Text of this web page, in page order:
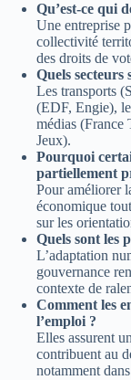
Qu’est-ce qui
Une entreprise
collectivité
des droits de
Quels secteurs
Les transports
(EDF, Engie),
médias (France
Jeux).
Pourquoi
partiellement
Pour améliorer
économique
sur les
Quels sont les
L’adaptation
gouvernance
contexte de
Comment les
l’emploi ?
Elles assurent
contribuent au
notamment